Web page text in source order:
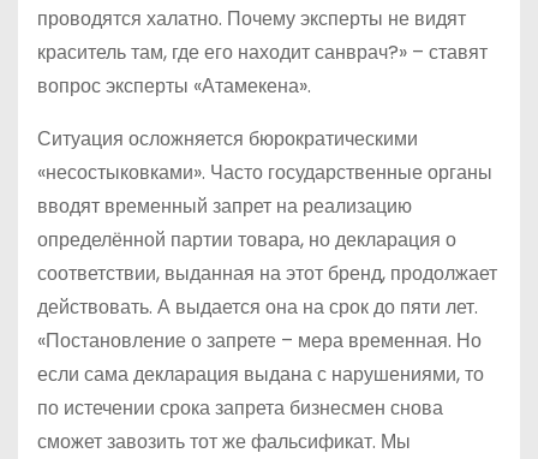
проводятся халатно. Почему эксперты не видят
краситель там, где его находит санврач?» – ставят
вопрос эксперты «Атамекена».
Ситуация осложняется бюрократическими
«несостыковками». Часто государственные органы
вводят временный запрет на реализацию
определённой партии товара, но декларация о
соответствии, выданная на этот бренд, продолжает
действовать. А выдается она на срок до пяти лет.
«Постановление о запрете – мера временная. Но
если сама декларация выдана с нарушениями, то
по истечении срока запрета бизнесмен снова
сможет завозить тот же фальсификат. Мы